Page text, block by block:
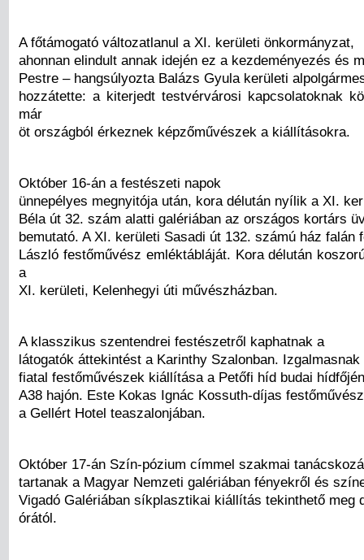
A főtámogató változatlanul a XI. kerületi önkormányzat,
ahonnan elindult annak idején ez a kezdeményezés és
Pestre – hangsúlyozta Balázs Gyula kerületi
hozzátette: a kiterjedt testvérvárosi kapcsolatoknak
már
öt országból érkeznek képzőművészek a kiállításokra.
Október 16-án a festészeti napok
ünnepélyes megnyitója után, kora délután nyílik a XI.
Béla út 32. szám alatti galériában az országos kortárs
bemutató. A XI. kerületi Sasadi út 132. számú ház falán
László festőművész emléktábláját. Kora délután
a
XI. kerületi, Kelenhegyi úti művészházban.
A klasszikus szentendrei festészetről kaphatnak a
látogatók áttekintést a Karinthy Szalonban.
fiatal festőművészek kiállítása a Petőfi híd budai
A38 hajón. Este Kokas Ignác Kossuth-díjas
a Gellért Hotel teaszalonjában.
Október 17-án Szín-pózium címmel szakmai
tartanak a Magyar Nemzeti galériában fényekről és
Vigadó Galériában síkplasztikai kiállítás tekinthető meg
órától.